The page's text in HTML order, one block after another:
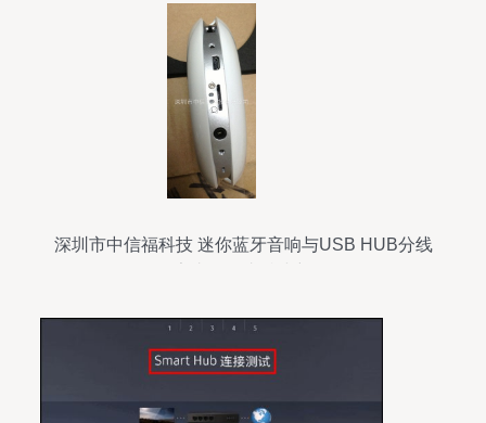
深圳市中信福科技 迷你蓝牙音响与USB HUB分线